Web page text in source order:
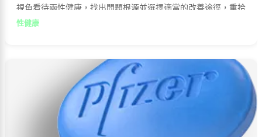
視角看待兩性健康，找出問題根源並選擇適當的改善途徑，重拾
自信享受美滿生活。
性健康